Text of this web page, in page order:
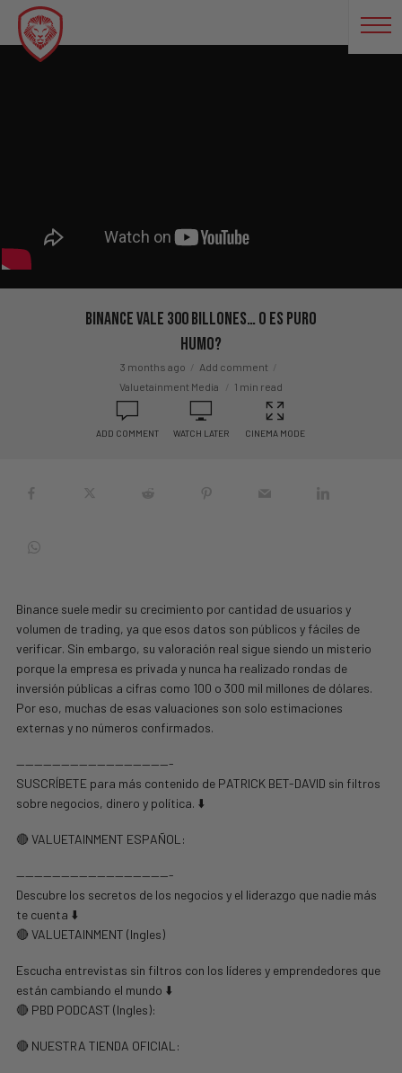
Binance vale 300 BILLONES… o es puro
humo?
3 months ago
Add comment
Valuetainment Media
1 min read
ADD COMMENT WATCH LATER CINEMA MODE
Binance suele medir su crecimiento por cantidad de usuarios y
volumen de trading, ya que esos datos son públicos y fáciles de
verificar. Sin embargo, su valoración real sigue siendo un misterio
porque la empresa es privada y nunca ha realizado rondas de
inversión públicas a cifras como 100 o 300 mil millones de dólares.
Por eso, muchas de esas valuaciones son solo estimaciones
externas y no números confirmados.
—————————————————-
SUSCRÍBETE para más contenido de PATRICK BET-DAVID sin filtros
sobre negocios, dinero y política. ⬇️
🔴 VALUETAINMENT ESPAÑOL:
—————————————————-
Descubre los secretos de los negocios y el liderazgo que nadie más
te cuenta ⬇️
🔴 VALUETAINMENT (Ingles)
Escucha entrevistas sin filtros con los líderes y emprendedores que
están cambiando el mundo ⬇️
🔴 PBD PODCAST (Ingles):
🔴 NUESTRA TIENDA OFICIAL: